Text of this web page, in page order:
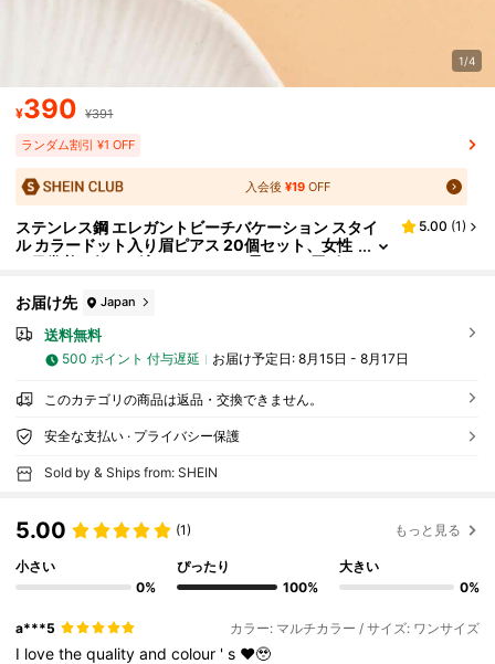
1/4
¥390
¥391
ランダム割引 ¥1 OFF
入会後¥19 OFF
ステンレス鋼 エレガントビーチバケーション スタイ
ル カラードット入り眉ピアス 20個セット、女性
の日常着や祭りに適しています、柔らかい眉ピア
5.00 (1)
お届け先 Japan
送料無料
500 ポイント 付与遅延 お届け予定日: 8月15日 - 8月17日
このカテゴリの商品は返品・交換できません。
安全な支払い · プライバシー保護
Sold by & Ships from: SHEIN
5.00 (1) もっと見る
小さい
0%
ぴったり
100%
大きい
0%
a***5 カラー: マルチカラー / サイズ: ワンサイズ
I lovethequalityandcolour 's ❤️🥹